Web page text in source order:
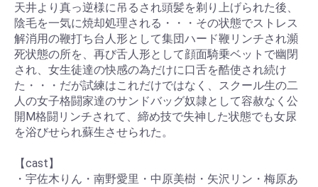
天井より真っ逆様に吊るされ頭髪を剃り上げられた後、
陰毛を一気に焼却処理される・・・その状態でストレス
解消用の鞭打ち台人形として集団ハード鞭リンチされ瀕
死状態の所を、再び舌人形として顔面騎乗ベットで幽閉
され、女生徒達の快感の為だけに口舌を酷使され続け
た・・・だが試練はこれだけではなく、スクール生の二
人の女子格闘家達のサンドバッグ奴隷として容赦なく公
開M格闘リンチされて、締め技で失神した状態でも女尿
を浴びせられ蘇生させられた。
【cast】
・宇佐木りん・南野愛里・中原美樹・矢沢リン・梅原あ